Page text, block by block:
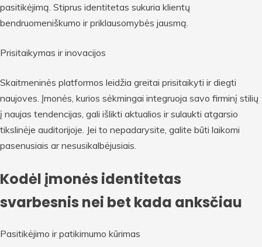
pasitikėjimą. Stiprus identitetas sukuria klientų
bendruomeniškumo ir priklausomybės jausmą.
Prisitaikymas ir inovacijos
Skaitmeninės platformos leidžia greitai prisitaikyti ir diegti
naujoves. Įmonės, kurios sėkmingai integruoja savo firminį stilių
į naujas tendencijas, gali išlikti aktualios ir sulaukti atgarsio
tikslinėje auditorijoje. Jei to nepadarysite, galite būti laikomi
pasenusiais ar nesusikalbėjusiais.
Kodėl įmonės identitetas
svarbesnis nei bet kada anksčiau
Pasitikėjimo ir patikimumo kūrimas